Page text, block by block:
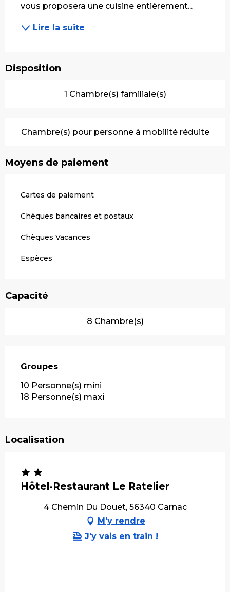
vous proposera une cuisine entièrement...
Lire la suite
Disposition
1 Chambre(s) familiale(s)
Chambre(s) pour personne à mobilité réduite
Moyens de paiement
Cartes de paiement
Chèques bancaires et postaux
Chèques Vacances
Espèces
Capacité
8 Chambre(s)
Groupes
Groupes
10 Personne(s) mini
18 Personne(s) maxi
Localisation
Hôtel-Restaurant Le Ratelier
4 Chemin Du Douet, 56340 Carnac
M'y rendre
J'y vais en train !